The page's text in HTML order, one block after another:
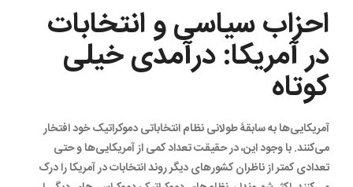
احزاب سیاسی و انتخابات
در آمریکا: درآمدی خیلی
کوتاه
آمریکایی‌ها به سابقۀ طولانی نظام انتخاباتی دموکراتیک خود افتخار
می‌کنند. با وجود این، در حقیقت تعداد کمی از آمریکایی‌ها و حتی
تعدادی کمتر از ناظران کشورهای دیگر روند انتخابات در آمریکا را درک